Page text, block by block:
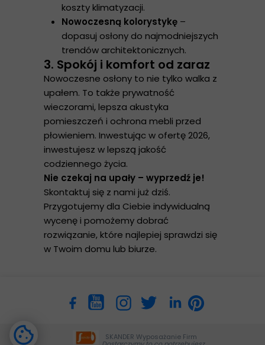
koszty klimatyzacji.
Nowoczesną kolorystykę –
dopasuj osłony do najmodniejszych
trendów architektonicznych.
3. Spokój i komfort od zaraz
Nowoczesne osłony to nie tylko walka z
upałem. To także prywatność
wieczorami, lepsza akustyka
pomieszczeń i ochrona mebli przed
płowieniem. Inwestując w ofertę 2026,
inwestujesz w lepszą jakość
codziennego życia.
Nie czekaj na upały – wyprzedź je!
Skontaktuj się z nami już dziś.
Przygotujemy dla Ciebie indywidualną
wycenę i pomożemy dobrać
rozwiązanie, które najlepiej sprawdzi się
w Twoim domu lub biurze.
SKANDER Wyposażanie Firm